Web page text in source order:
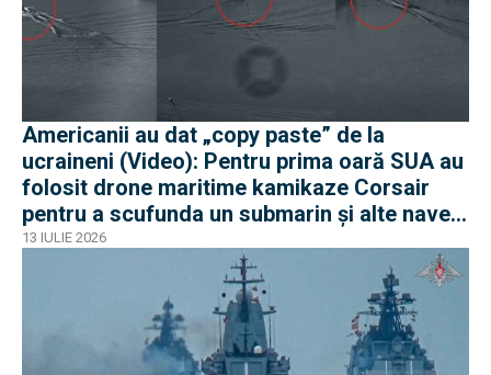
Americanii au dat „copy paste” de la
ucraineni (Video): Pentru prima oară SUA au
folosit drone maritime kamikaze Corsair
pentru a scufunda un submarin și alte nave
iraniene
13 IULIE 2026